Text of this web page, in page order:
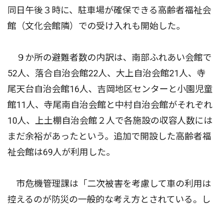
同日午後３時に、駐車場が確保できる高齢者福祉会
館（文化会館隣）での受け入れも開始した。
９か所の避難者数の内訳は、南部ふれあい会館で
52人、落合自治会館22人、大上自治会館21人、寺
尾天台自治会館16人、吉岡地区センターと小園児童
館11人、寺尾南自治会館と中村自治会館がそれぞれ
10人、上土棚自治会館２人で各施設の収容人数には
まだ余裕があったという。追加で開設した高齢者福
祉会館は69人が利用した。
市危機管理課は「二次被害を考慮して車の利用は
控えるのが防災の一般的な考え方とされている。し